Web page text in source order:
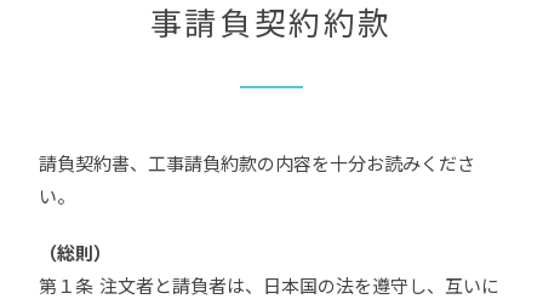
事請負契約約款
請負契約書、工事請負約款の内容を十分お読みくださ
い。
（総則）
第１条 注文者と請負者は、日本国の法を遵守し、互いに